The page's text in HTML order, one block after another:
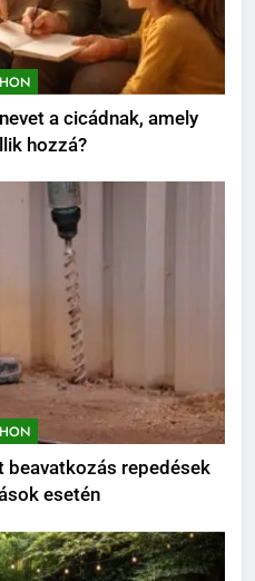
a cicádnak, amely
hozzá?
beavatkozás repedések
esetén